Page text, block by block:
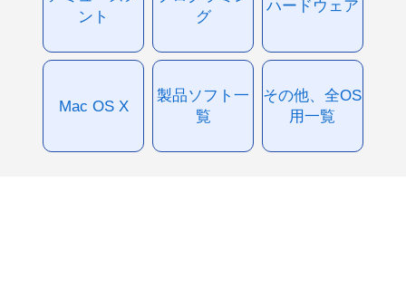
ント
グ
ハードウェア
Mac OS X
製品ソフト一
覧
その他、全OS
用一覧